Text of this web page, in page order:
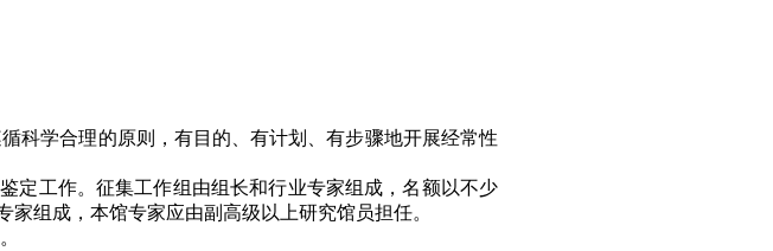
科学合理的原则，有目的、有计划、有步骤地开展经常性
定工作。征集工作组由组长和行业专家组成，名额以不少
组成，本馆专家应由副高级以上研究馆员担任。